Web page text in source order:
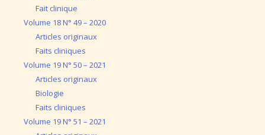
Fait clinique
Volume 18 N° 49 – 2020
Articles originaux
Faits cliniques
Volume 19 N° 50 – 2021
Articles originaux
Biologie
Faits cliniques
Volume 19 N° 51 – 2021